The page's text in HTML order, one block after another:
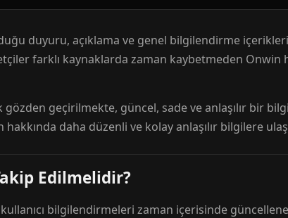
duyuru, açıklama ve genel bilgilendirme
farklı kaynaklarda zaman kaybetmeden Onwin
geçirilmekte, güncel, sade ve anlaşılır bir
daha düzenli ve kolay anlaşılır bilgilere
Edilmelidir?
bilgilendirmeleri zaman içerisinde